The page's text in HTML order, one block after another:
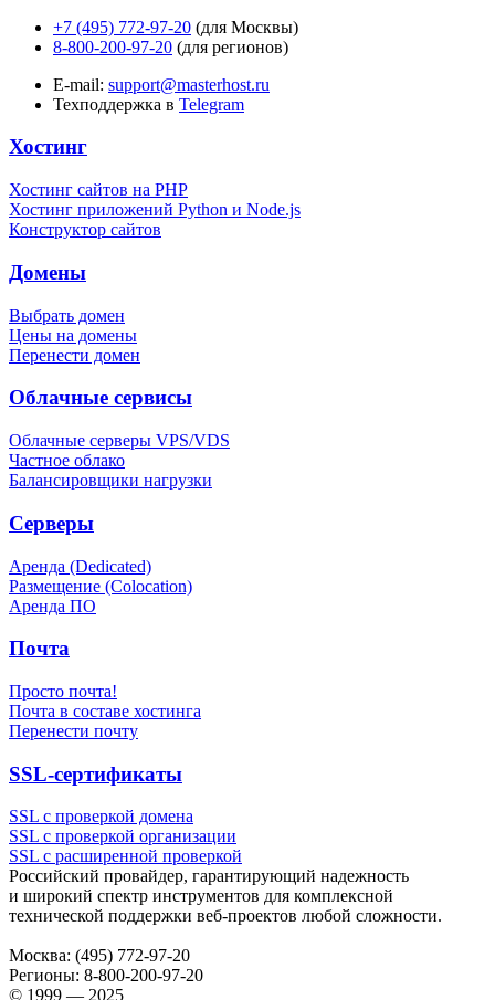
+7 (495) 772-97-20 (для Москвы)
8-800-200-97-20 (для регионов)
E-mail: support@masterhost.ru
Техподдержка в Telegram
Хостинг
Хостинг сайтов на PHP
Хостинг приложений Python и Node.js
Конструктор сайтов
Домены
Выбрать домен
Цены на домены
Перенести домен
Облачные сервисы
Облачные серверы VPS/VDS
Частное облако
Балансировщики нагрузки
Серверы
Аренда (Dedicated)
Размещение (Colocation)
Аренда ПО
Почта
Просто почта!
Почта в составе хостинга
Перенести почту
SSL-сертификаты
SSL с проверкой домена
SSL с проверкой организации
SSL с расширенной проверкой
Российский провайдер, гарантирующий надежность
и широкий спектр инструментов для комплексной
технической поддержки веб-проектов любой сложности.
Москва: (495) 772-97-20
Регионы: 8-800-200-97-20
© 1999 — 2025